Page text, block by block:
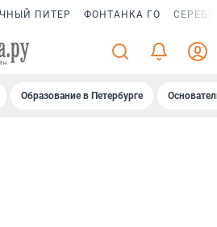
ПИТЕР ФОНТАНКА ГО
Образование в Петербурге